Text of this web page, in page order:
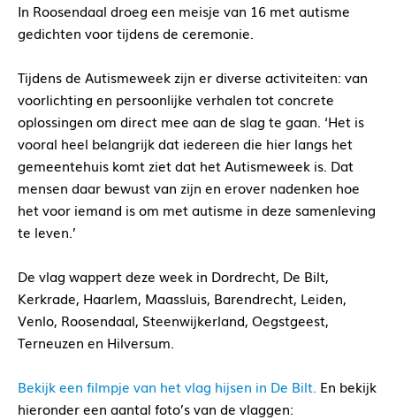
In Roosendaal droeg een meisje van 16 met autisme
gedichten voor tijdens de ceremonie.
Tijdens de Autismeweek zijn er diverse activiteiten: van
voorlichting en persoonlijke verhalen tot concrete
oplossingen om direct mee aan de slag te gaan. ‘Het is
vooral heel belangrijk dat iedereen die hier langs het
gemeentehuis komt ziet dat het Autismeweek is. Dat
mensen daar bewust van zijn en erover nadenken hoe
het voor iemand is om met autisme in deze samenleving
te leven.’
De vlag wappert deze week in Dordrecht, De Bilt,
Kerkrade, Haarlem, Maassluis, Barendrecht, Leiden,
Venlo, Roosendaal, Steenwijkerland, Oegstgeest,
Terneuzen en Hilversum.
Bekijk een filmpje van het vlag hijsen in De Bilt. En bekijk
hieronder een aantal foto’s van de vlaggen: